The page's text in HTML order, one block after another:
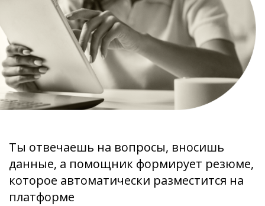
Ты отвечаешь на вопросы, вносишь
данные, а помощник формирует резюме,
которое автоматически разместится на
платформе